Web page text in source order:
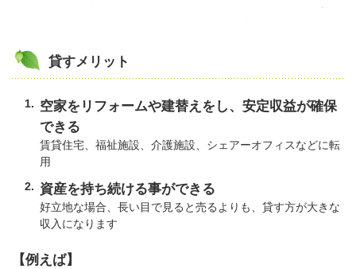
貸すメリット
空家をリフォームや建替えをし、安定収益が確保
できる
賃貸住宅、福祉施設、介護施設、シェアーオフィスなどに転
用
資産を持ち続ける事ができる
好立地な場合、長い目で見ると売るよりも、貸す方が大きな
収入になります
【例えば】